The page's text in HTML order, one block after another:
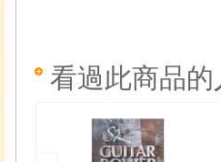
看過此商品